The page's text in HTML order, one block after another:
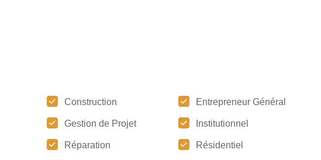
Construction Entrepreneur Général
Gestion de Projet Institutionnel
Réparation Résidentiel